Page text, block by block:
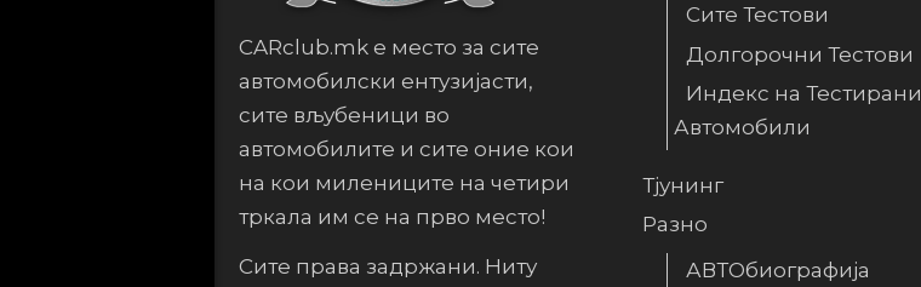
CARclub.mk е место за сите
автомобилски ентузијасти,
сите вљубеници во
автомобилите и сите оние кои
на кои милениците на четири
тркала им се на прво место!
Сите права задржани. Ниту
Сите Тестови
Долгорочни Тестови
Индекс на Тестирани
Автомобили
Тјунинг
Разно
АВТОбиографија